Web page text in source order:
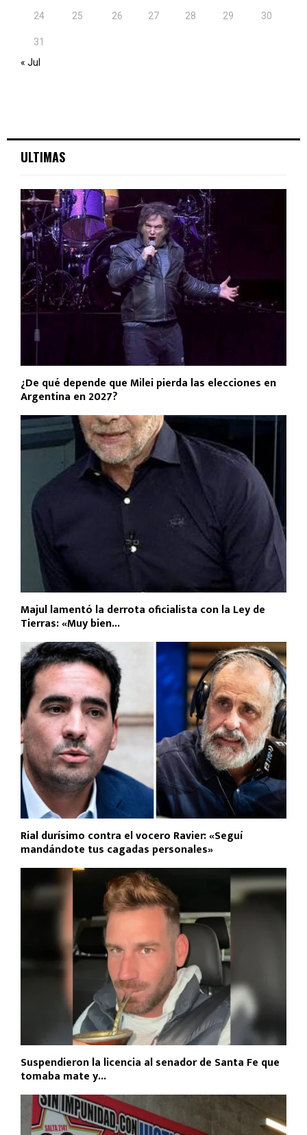
24 25 26 27 28 29 30
31
« Jul
ULTIMAS
¿De qué depende que Milei pierda las elecciones en
Argentina en 2027?
Majul lamentó la derrota oficialista con la Ley de
Tierras: «Muy bien...
Rial durísimo contra el vocero Ravier: «Seguí
mandándote tus cagadas personales»
Suspendieron la licencia al senador de Santa Fe que
tomaba mate y...